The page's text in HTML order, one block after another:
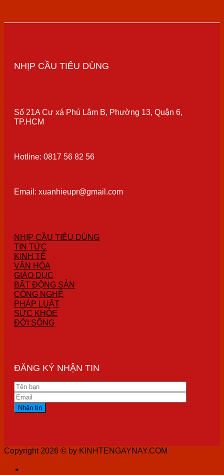
NHỊP CẦU TIÊU DÙNG
Số 21A Cư xá Phú Lâm B, Phường 13, Quận 6,
TP.HCM
Hotline: 0817 56 82 56
Email: xuanhieupr@gmail.com
NHỊP CẦU TIÊU DÙNG
TIN TỨC
KINH TẾ
VĂN HÓA
GIÁO DỤC
BẤT ĐỘNG SẢN
CÔNG NGHỆ
PHÁP LUẬT
SỨC KHỎE
ĐỜI SỐNG
ĐĂNG KÝ NHẬN TIN
Copyright 2026 © by KINHTENGAYNAY.COM